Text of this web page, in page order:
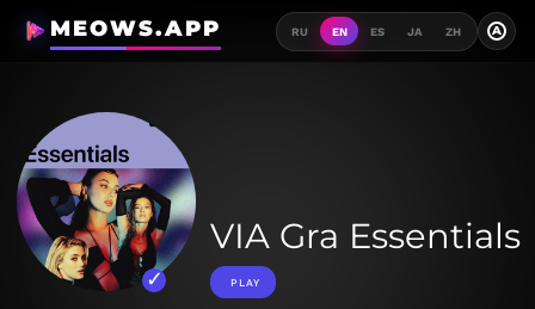
MEOWS.APP RU EN ES JA ZH A
VIA Gra Essentials
PLAY